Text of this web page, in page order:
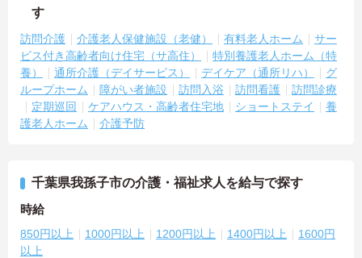
す
訪問介護 介護老人保健施設（老健） 有料老人ホーム
サー
ビス付き高齢者向け住宅（サ高住）
特別養護老人ホーム（特
養）
通所介護（デイサービス） デイケア（通所リハ）
グ
ループホーム
障がい者施設 訪問入浴 訪問看護
訪問診療
定期巡回
ケアハウス・高齢者住宅地 ショートステイ
養
護老人ホーム
介護予防
千葉県我孫子市の介護・福祉求人を給与で探す
時給
850円以上 1000円以上 1200円以上 1400円以上
1600円
以上